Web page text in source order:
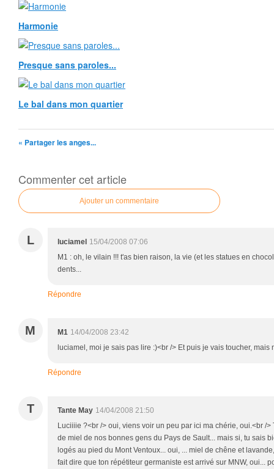
Harmonie
Presque sans paroles...
Le bal dans mon quartier
« Partager les anges...
Commenter cet article
Ajouter un commentaire
L luciamel 15/04/2008 07:06
M1 : oh, le vilain !!! t'as bien raison, la vie (et les statues en
dents...
Répondre
M M1 14/04/2008 23:42
luciamel, moi je sais pas lire :)<br /> Et puis je vais toucher, mais
Répondre
T Tante May 14/04/2008 21:50
Luciiiie ?<br /> oui, viens voir un peu par ici ma chérie, oui.<br />
de miel de nos bonnes gens du Pays de Sault... mais si, tu sais
logés au pied du Mont Ventoux... oui, ... miel de chêne et
fait dire que ton répétiteur germaniste est arrivé sur MNW, oui...